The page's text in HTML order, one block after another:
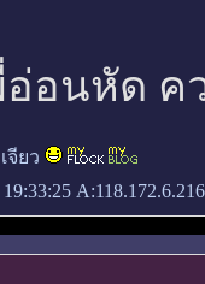
อนหัด ค
จียว